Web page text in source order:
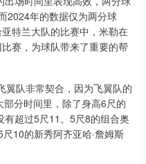
2024年的数据仅为两分球
特兰大队的比赛中，米勒在
赛，为球队带来了重要的帮
翼队非常契合，因为飞翼队的
分时间里，除了身高6尺的
有超过5尺11。5尺8的组合奥
10的新秀阿齐亚哈·詹姆斯